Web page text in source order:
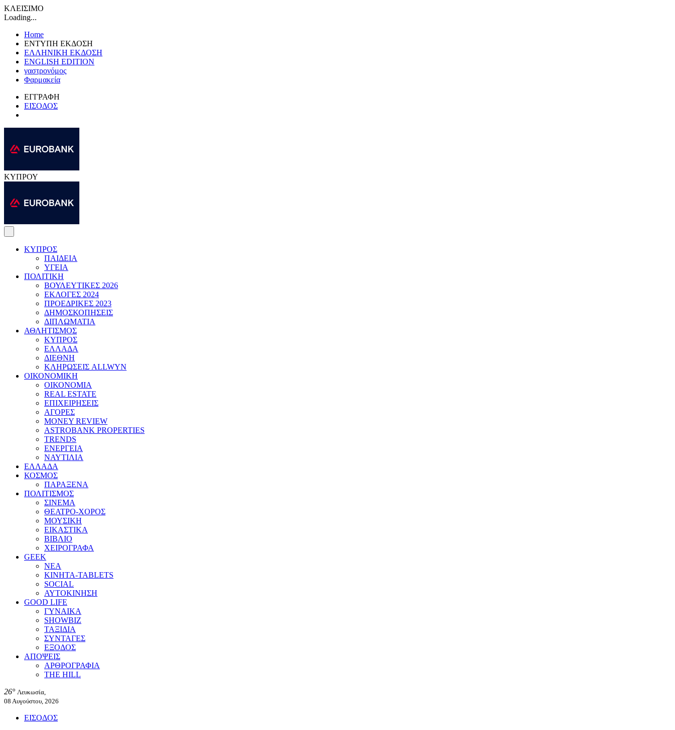
ΚΛΕΙΣΙΜΟ
Loading...
Home
ΕΝΤΥΠΗ ΕΚΔΟΣΗ
ΕΛΛΗΝΙΚΗ ΕΚΔΟΣΗ
ENGLISH EDITION
γαστρονόμος
Φαρμακεία
ΕΓΓΡΑΦΗ
ΕΙΣΟΔΟΣ
ΚΥΠΡΟΥ
ΚΥΠΡΟΣ
ΠΑΙΔΕΙΑ
ΥΓΕΙΑ
ΠΟΛΙΤΙΚΗ
ΒΟΥΛΕΥΤΙΚΕΣ 2026
ΕΚΛΟΓΕΣ 2024
ΠΡΟΕΔΡΙΚΕΣ 2023
ΔΗΜΟΣΚΟΠΗΣΕΙΣ
ΔΙΠΛΩΜΑΤΙΑ
ΑΘΛΗΤΙΣΜΟΣ
ΚΥΠΡΟΣ
ΕΛΛΑΔΑ
ΔΙΕΘΝΗ
ΚΛΗΡΩΣΕΙΣ ALLWYN
ΟΙΚΟΝΟΜΙΚΗ
ΟΙΚΟΝΟΜΙΑ
REAL ESTATE
ΕΠΙΧΕΙΡΗΣΕΙΣ
ΑΓΟΡΕΣ
MONEY REVIEW
ASTROBANK PROPERTIES
TRENDS
ΕΝΕΡΓΕΙΑ
ΝΑΥΤΙΛΙΑ
ΕΛΛΑΔΑ
ΚΟΣΜΟΣ
ΠΑΡΑΞΕΝΑ
ΠΟΛΙΤΙΣΜΟΣ
ΣΙΝΕΜΑ
ΘΕΑΤΡΟ-ΧΟΡΟΣ
ΜΟΥΣΙΚΗ
ΕΙΚΑΣΤΙΚΑ
ΒΙΒΛΙΟ
ΧΕΙΡΟΓΡΑΦΑ
GEEK
ΝΕΑ
ΚΙΝΗΤΑ-TABLETS
SOCIAL
ΑΥΤΟΚΙΝΗΣΗ
GOOD LIFE
ΓΥΝΑΙΚΑ
SHOWBIZ
ΤΑΞΙΔΙΑ
ΣΥΝΤΑΓΕΣ
ΕΞΟΔΟΣ
ΑΠΟΨΕΙΣ
ΑΡΘΡΟΓΡΑΦΙΑ
THE HILL
26° Λευκωσία,
08 Αυγούστου, 2026
ΕΙΣΟΔΟΣ